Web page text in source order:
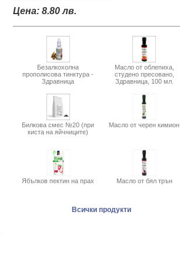
Цена: 8.80 лв.
Безалкохолна
прополисова тинктура -
Здравница
Масло от облепиха,
студено пресовано,
Здравница, 100 мл.
Билкова смес №20 (при
киста на яйчниците)
Масло от черен кимион
Ябълков пектин на прах Масло от бял трън
Всички продукти